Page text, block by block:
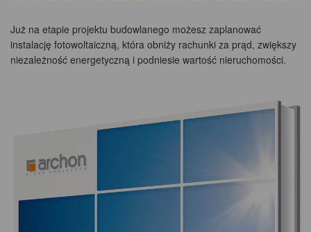
Już na etapie projektu budowlanego możesz zaplanować
instalację fotowoltaiczną, która obniży rachunki za prąd, zwiększy
niezależność energetyczną i podniesie wartość nieruchomości.